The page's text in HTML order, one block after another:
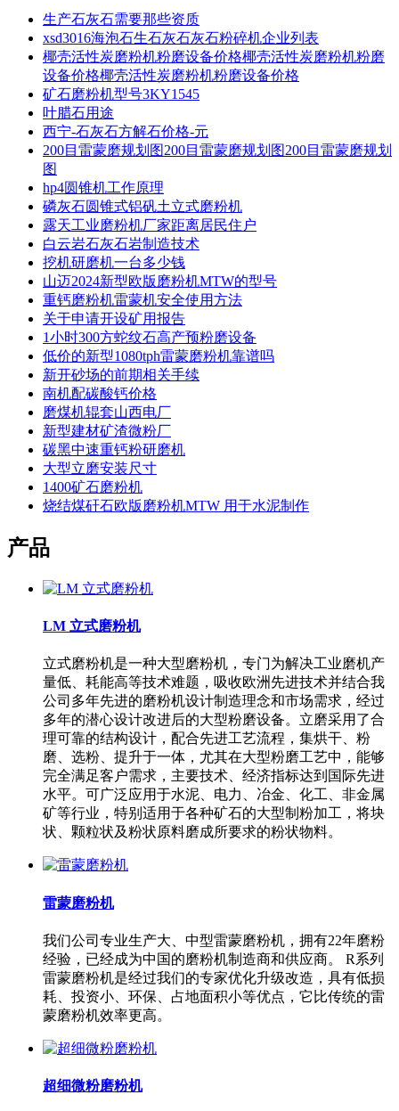
生产石灰石需要那些资质
xsd3016海泡石生石灰石灰石粉碎机企业列表
椰壳活性炭磨粉机粉磨设备价格椰壳活性炭磨粉机粉磨
设备价格椰壳活性炭磨粉机粉磨设备价格
矿石磨粉机型号3KY1545
叶腊石用途
西宁-石灰石方解石价格-元
200目雷蒙磨规划图200目雷蒙磨规划图200目雷蒙磨规划
图
hp4圆锥机工作原理
磷灰石圆锥式铝矾土立式磨粉机
露天工业磨粉机厂家距离居民住户
白云岩石灰石岩制造技术
挖机研磨机一台多少钱
山迈2024新型欧版磨粉机MTW的型号
重钙磨粉机雷蒙机安全使用方法
关于申请开设矿用报告
1小时300方蛇纹石高产预粉磨设备
低价的新型1080tph雷蒙磨粉机靠谱吗
新开砂场的前期相关手续
南机配碳酸钙价格
磨煤机辊套山西电厂
新型建材矿渣微粉厂
碳黑中速重钙粉研磨机
大型立磨安装尺寸
1400矿石磨粉机
烧结煤矸石欧版磨粉机MTW 用于水泥制作
产品
LM 立式磨粉机
立式磨粉机是一种大型磨粉机，专门为解决工业磨机产
量低、耗能高等技术难题，吸收欧洲先进技术并结合我
公司多年先进的磨粉机设计制造理念和市场需求，经过
多年的潜心设计改进后的大型粉磨设备。立磨采用了合
理可靠的结构设计，配合先进工艺流程，集烘干、粉
磨、选粉、提升于一体，尤其在大型粉磨工艺中，能够
完全满足客户需求，主要技术、经济指标达到国际先进
水平。可广泛应用于水泥、电力、冶金、化工、非金属
矿等行业，特别适用于各种矿石的大型制粉加工，将块
状、颗粒状及粉状原料磨成所要求的粉状物料。
雷蒙磨粉机
我们公司专业生产大、中型雷蒙磨粉机，拥有22年磨粉
经验，已经成为中国的磨粉机制造商和供应商。 R系列
雷蒙磨粉机是经过我们的专家优化升级改造，具有低损
耗、投资小、环保、占地面积小等优点，它比传统的雷
蒙磨粉机效率更高。
超细微粉磨粉机